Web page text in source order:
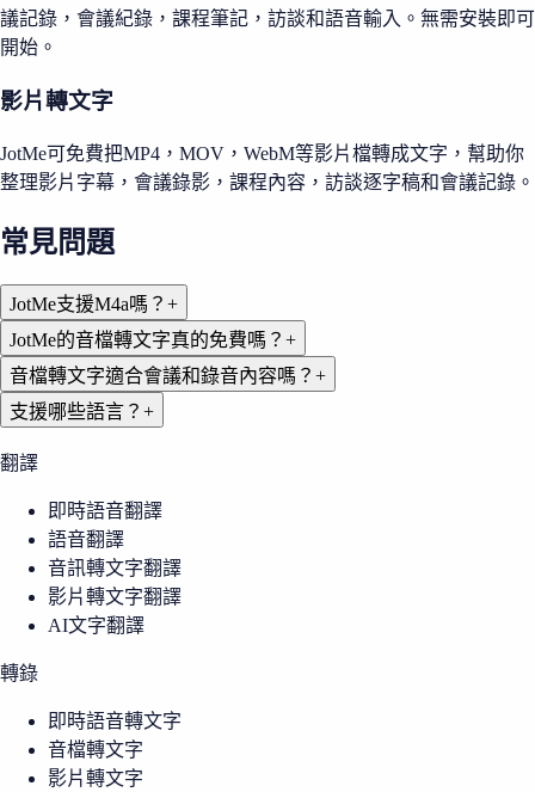
議記錄，會議紀錄，課程筆記，訪談和語音輸入。無需安裝即可
開始。
影片轉文字
JotMe可免費把MP4，MOV，WebM等影片檔轉成文字，幫助你
整理影片字幕，會議錄影，課程內容，訪談逐字稿和會議記錄。
常見問題
JotMe支援M4a嗎？ +
JotMe的音檔轉文字真的免費嗎？ +
音檔轉文字適合會議和錄音內容嗎？ +
支援哪些語言？ +
翻譯
即時語音翻譯
語音翻譯
音訊轉文字翻譯
影片轉文字翻譯
AI文字翻譯
轉錄
即時語音轉文字
音檔轉文字
影片轉文字